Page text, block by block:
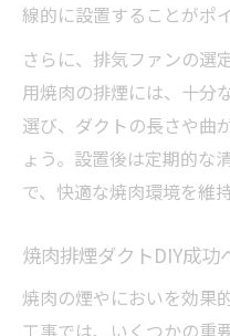
線的に設置することがポ
さらに、排気ファンの選
用焼肉の排煙には、十分
選び、ダクトの長さや曲
ょう。設置後は定期的な
で、快適な焼肉環境を維
焼肉排煙ダクトDIY成功
焼肉の煙やにおいを効果